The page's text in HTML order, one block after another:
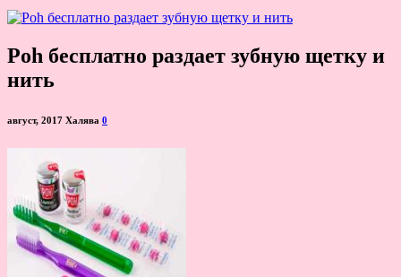
Poh бесплатно раздает зубную щетку и
нить
август, 2017 Халява 0